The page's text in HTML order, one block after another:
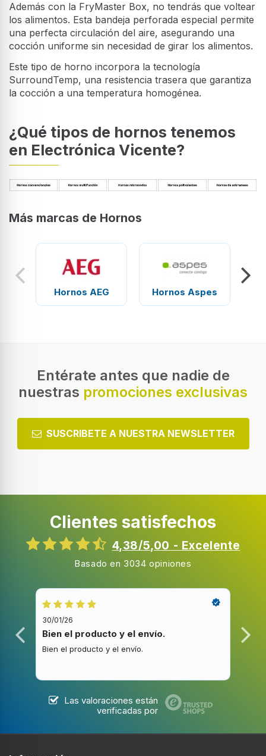
Además con la FryMaster Box, no tendrás que voltear
los alimentos. Esta bandeja perforada especial permite
una perfecta circulación del aire, asegurando una
cocción uniforme sin necesidad de girar los alimentos.
Este tipo de horno incorpora la tecnología
SurroundTemp, una resistencia trasera que garantiza
la cocción a una temperatura homogénea.
¿Qué tipos de hornos tenemos
en Electrónica Vicente?
Más marcas de Hornos
Hornos AEG Hornos Aspes
Entérate antes que nadie de
nuestras promociones exclusivas
SUSCRIBETE A NUESTRA NEWSLETTER
Clientes satisfechos
4,38/5,00 - Excelente
Basado en 3034 opiniones
30/01/26
Bien el producto y el envío.
Bien el producto y el envío.
Las valoraciones están
verificadas por